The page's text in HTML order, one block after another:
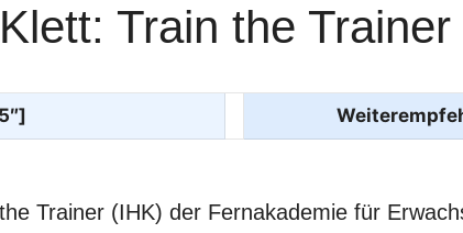
Train the
Trainer (IHK) der Fernakademie für